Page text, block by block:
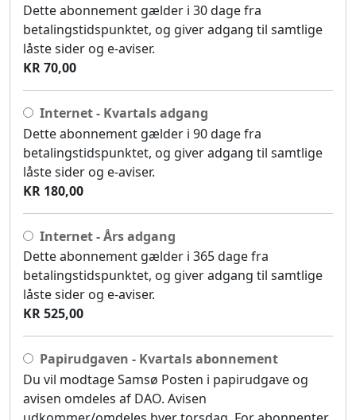
Dette abonnement gælder i 30 dage fra
betalingstidspunktet, og giver adgang til samtlige
låste sider og e-aviser.
KR 70,00
Internet - Kvartals adgang
Dette abonnement gælder i 90 dage fra
betalingstidspunktet, og giver adgang til samtlige
låste sider og e-aviser.
KR 180,00
Internet - Års adgang
Dette abonnement gælder i 365 dage fra
betalingstidspunktet, og giver adgang til samtlige
låste sider og e-aviser.
KR 525,00
Papirudgaven - Kvartals abonnement
Du vil modtage Samsø Posten i papirudgave og
avisen omdeles af DAO. Avisen